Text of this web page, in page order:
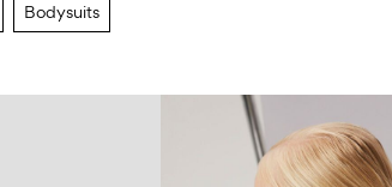
Bodysuits